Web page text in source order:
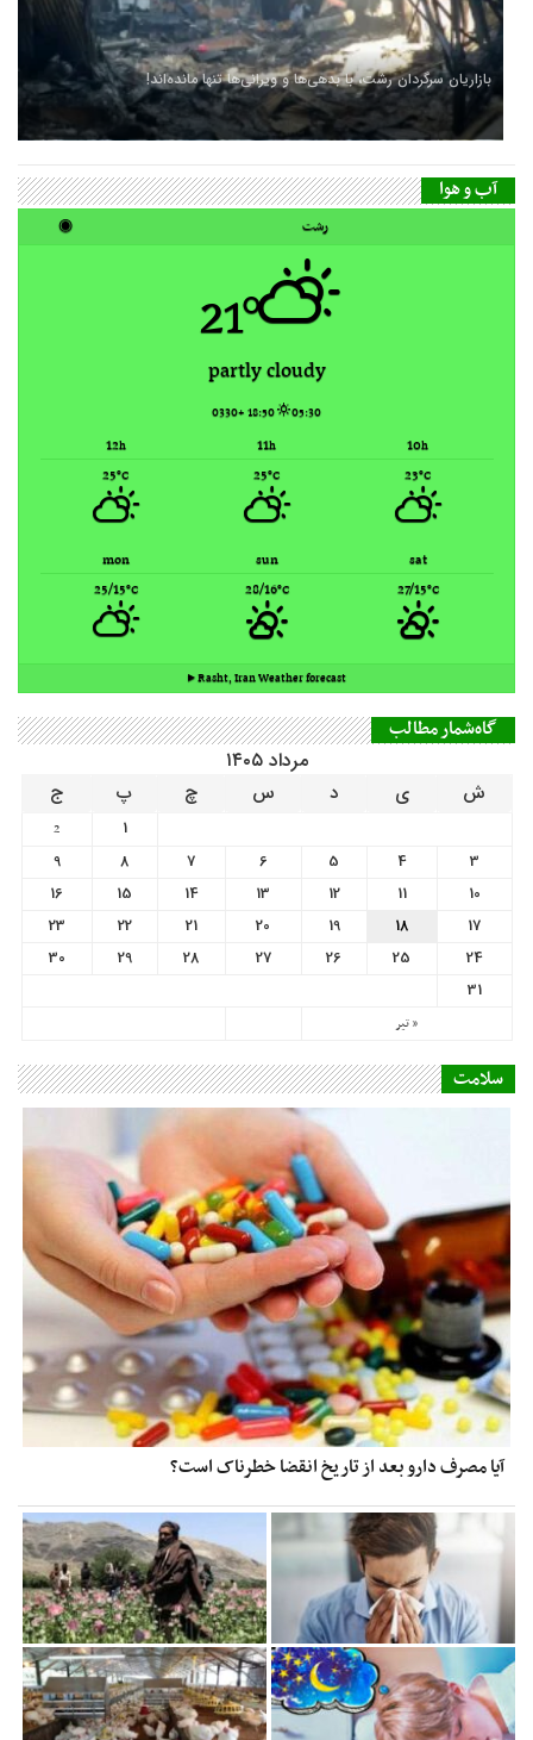
بازاریان سرگردان رشت، با بدهی‌ها و ویرانی‌ها تنها مانده‌اند!
آب و هوا
رشت ◉
21°
partly cloudy
05:30
18:50 +0330
10h
11h
12h
23°C
25°C
25°C
sat
sun
mon
27/15°C
28/16°C
25/15°C
Weather forecast
Rasht, Iran ▸
گاه‌شمار مطالب
مرداد ۱۴۰۵
ش ی د س چ پ ج
« تیر
1
2
3
4
5
6
7
8
9
10
11
12
13
14
15
16
17
18
19
20
21
22
23
24
25
26
27
28
29
30
31
سلامت
آیا مصرف دارو بعد از تاریخ انقضا خطرناک است؟